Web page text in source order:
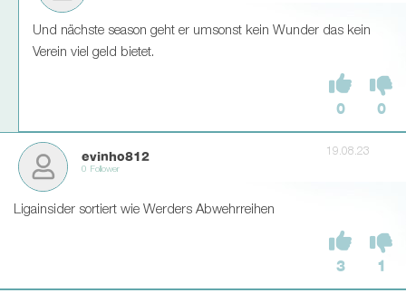
Und nächste season geht er umsonst kein Wunder das kein
Verein viel geld bietet.
0 0
evinho812
0 Follower
19.08.23
Ligainsider sortiert wie Werders Abwehrreihen
3 1